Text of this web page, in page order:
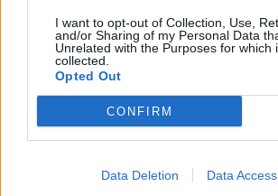
I want to opt-out of Collection, Use,
and/or Sharing of my Personal Data
Unrelated with the Purposes for which
collected.
Opted Out
CONFIRM
Data Deletion Data Access
Krzysztof Jabłonowski
Dzisiaj 13:40
Reklama
Reklama